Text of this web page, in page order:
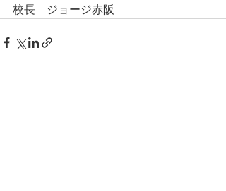
校長　ジョージ赤阪